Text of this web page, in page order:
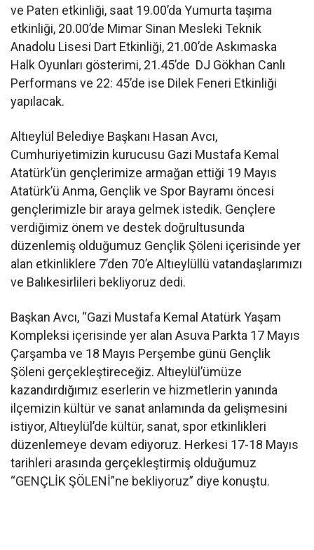
ve Paten etkinliği, saat 19.00’da Yumurta taşıma
etkinliği, 20.00’de Mimar Sinan Mesleki Teknik
Anadolu Lisesi Dart Etkinliği, 21.00’de Askımaska
Halk Oyunları gösterimi, 21.45’de DJ Gökhan Canlı
Performans ve 22: 45’de ise Dilek Feneri Etkinliği
yapılacak.
Altıeylül Belediye Başkanı Hasan Avcı,
Cumhuriyetimizin kurucusu Gazi Mustafa Kemal
Atatürk’ün gençlerimize armağan ettiği 19 Mayıs
Atatürk’ü Anma, Gençlik ve Spor Bayramı öncesi
gençlerimizle bir araya gelmek istedik. Gençlere
verdiğimiz önem ve destek doğrultusunda
düzenlemiş olduğumuz Gençlik Şöleni içerisinde yer
alan etkinliklere 7’den 70’e Altıeylüllü vatandaşlarımızı
ve Balıkesirlileri bekliyoruz dedi.
Başkan Avcı, “Gazi Mustafa Kemal Atatürk Yaşam
Kompleksi içerisinde yer alan Asuva Parkta 17 Mayıs
Çarşamba ve 18 Mayıs Perşembe günü Gençlik
Şöleni gerçekleştireceğiz. Altıeylül’ümüze
kazandırdığımız eserlerin ve hizmetlerin yanında
ilçemizin kültür ve sanat anlamında da gelişmesini
istiyor, Altıeylül’de kültür, sanat, spor etkinlikleri
düzenlemeye devam ediyoruz. Herkesi 17-18 Mayıs
tarihleri arasında gerçekleştirmiş olduğumuz
“GENÇLİK ŞÖLENİ”ne bekliyoruz” diye konuştu.